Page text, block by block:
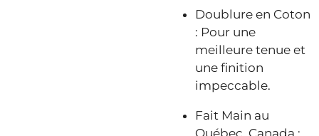
Doublure en Coton
: Pour une
meilleure tenue et
une finition
impeccable.
Fait Main au
Québec, Canada :